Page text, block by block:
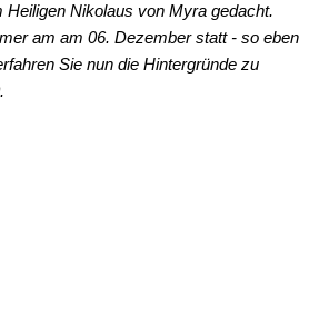
Nikolaus von Myra gedacht.
am am 06. Dezember statt - so eben
Sie nun die Hintergründe zu